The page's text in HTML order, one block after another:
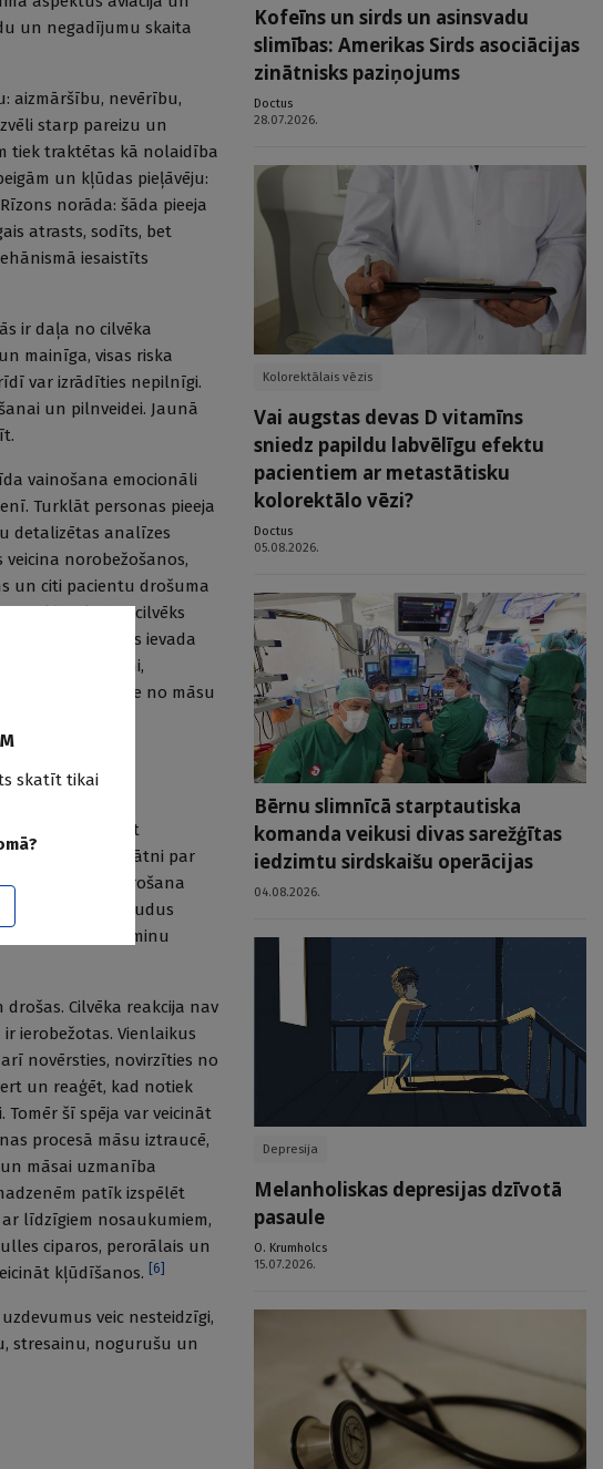
un negadījumu skaita
aizmāršību, nevērību,
starp pareizu un
tiek traktētas kā nolaidība
un kļūdas pieļāvēju:
norāda: šāda pieeja
atrasts, sodīts, bet
iesaistīts
ir daļa no cilvēka
mainīga, visas riska
var izrādīties nepilnīgi.
un pilnveidei. Jaunā
vainošana emocionāli
Turklāt personas pieeja
detalizētas analīzes
norobežošanos,
un citi pacientu drošuma
kādos cilvēks
pacientam zāles ievada
dubultkontrole no māsu
neiegūt
skaidro kā zinātni par
vides piemērošana
neizraisa draudus
lieto terminu
Cilvēka reakcija nav
ierobežotas. Vienlaikus
novērsties, novirzīties no
un reaģēt, kad notiek
šī spēja var veicināt
procesā māsu iztraucē,
māsai uzmanība
patīk izspēlēt
līdzīgiem nosaukumiem,
ciparos, perorālais un
kļūdīšanos.
6
veic nesteidzīgi,
stresainu, nogurušu un
Kofeīns un sirds un asinsvadu
slimības: Amerikas Sirds asociācijas
zinātnisks paziņojums
Doctus
28.07.2026.
Kolorektālais vēzis
Vai augstas devas D vitamīns
sniedz papildu labvēlīgu efektu
pacientiem ar metastātisku
kolorektālo vēzi?
Doctus
05.08.2026.
Bērnu slimnīcā starptautiska
komanda veikusi divas sarežģītas
iedzimtu sirdskaišu operācijas
04.08.2026.
Depresija
Melanholiskas depresijas dzīvotā
pasaule
O. Krumholcs
15.07.2026.
skatīt tikai